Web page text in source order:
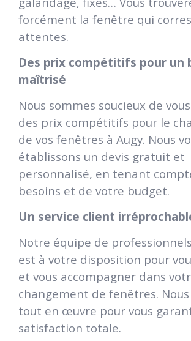
forcément la fenêtre qui
attentes.
Des prix compétitifs pour un
maîtrisé
Nous sommes soucieux de
des prix compétitifs pour le
de vos fenêtres à Augy. Nous
établissons un devis gratuit et
personnalisé, en tenant
besoins et de votre budget.
Un service client
Notre équipe de
est à votre disposition pour
et vous accompagner dans
changement de fenêtres.
tout en œuvre pour vous
satisfaction totale.